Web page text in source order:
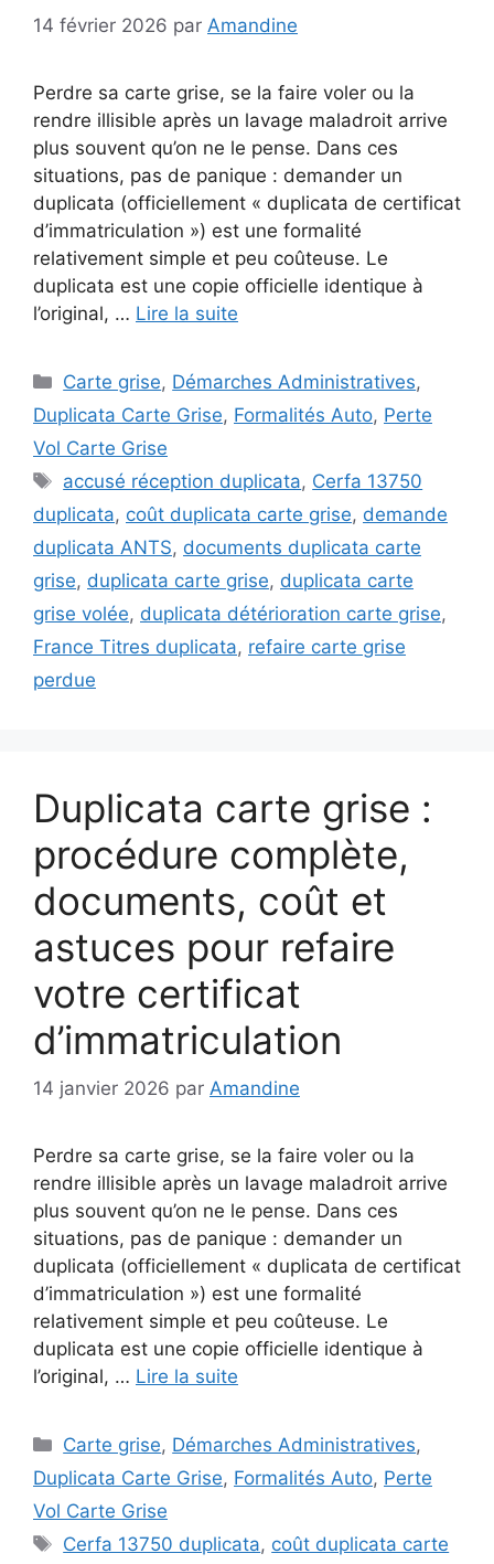
14 février 2026 par Amandine
Perdre sa carte grise, se la faire voler ou la
rendre illisible après un lavage maladroit arrive
plus souvent qu’on ne le pense. Dans ces
situations, pas de panique : demander un
duplicata (officiellement « duplicata de certificat
d’immatriculation ») est une formalité
relativement simple et peu coûteuse. Le
duplicata est une copie officielle identique à
l’original, … Lire la suite
Catégories
Carte grise, Démarches Administratives,
Duplicata Carte Grise, Formalités Auto, Perte
Vol Carte Grise
Étiquettes
accusé réception duplicata, Cerfa 13750
duplicata, coût duplicata carte grise, demande
duplicata ANTS, documents duplicata carte
grise, duplicata carte grise, duplicata carte
grise volée, duplicata détérioration carte grise,
France Titres duplicata, refaire carte grise
perdue
Duplicata carte grise :
procédure complète,
documents, coût et
astuces pour refaire
votre certificat
d’immatriculation
14 janvier 2026 par Amandine
Perdre sa carte grise, se la faire voler ou la
rendre illisible après un lavage maladroit arrive
plus souvent qu’on ne le pense. Dans ces
situations, pas de panique : demander un
duplicata (officiellement « duplicata de certificat
d’immatriculation ») est une formalité
relativement simple et peu coûteuse. Le
duplicata est une copie officielle identique à
l’original, … Lire la suite
Catégories
Carte grise, Démarches Administratives,
Duplicata Carte Grise, Formalités Auto, Perte
Vol Carte Grise
Étiquettes
Cerfa 13750 duplicata, coût duplicata carte